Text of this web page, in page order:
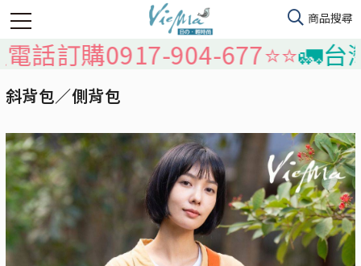
購0917-904-677⭐️⭐️🚛台灣本
斜背包／側背包